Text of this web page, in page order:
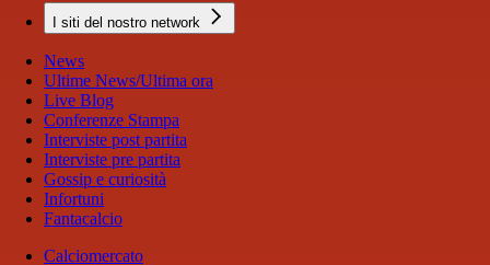
I siti del nostro network
News
Ultime News/Ultima ora
Live Blog
Conferenze Stampa
Interviste post partita
Interviste pre partita
Gossip e curiosità
Infortuni
Fantacalcio
Calciomercato